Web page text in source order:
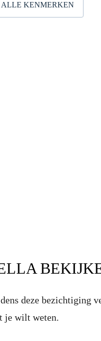
ALLE KENMERKEN
deze bezichtiging
je wilt weten.